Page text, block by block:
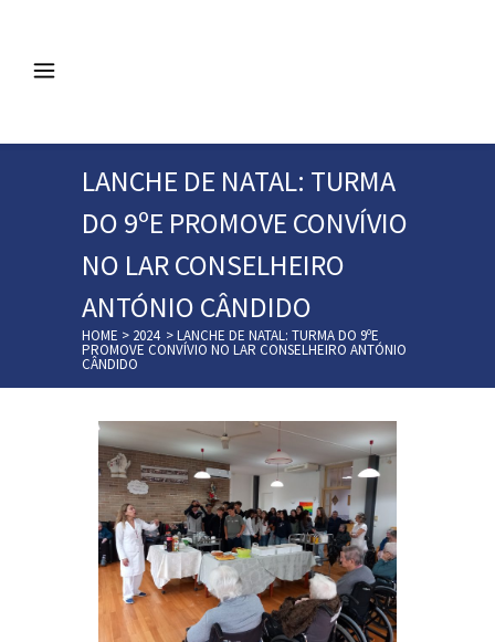
LANCHE DE NATAL: TURMA
DO 9ºE PROMOVE CONVÍVIO
NO LAR CONSELHEIRO
ANTÓNIO CÂNDIDO
HOME > 2024 >LANCHE DE NATAL: TURMA DO 9ºE
PROMOVE CONVÍVIO NO LAR CONSELHEIRO ANTÓNIO
CÂNDIDO